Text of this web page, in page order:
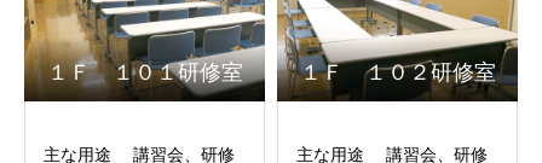
１Ｆ １０１研修室
主な用途 講習会、研修
１Ｆ １０２研修室
主な用途 講習会、研修